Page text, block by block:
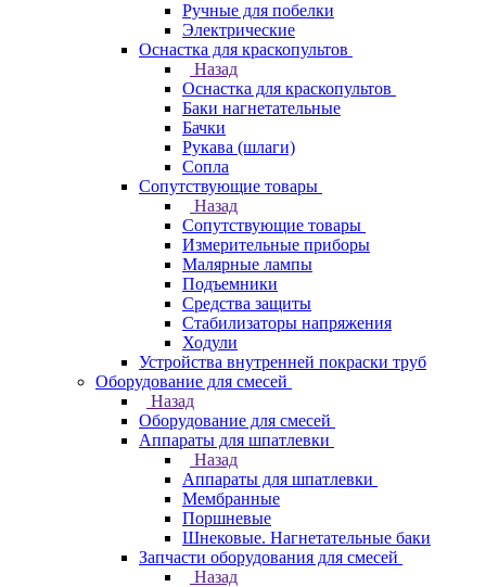
Ручные для побелки
Электрические
Оснастка для краскопультов
Назад
Оснастка для краскопультов
Баки нагнетательные
Бачки
Рукава (шлаги)
Сопла
Сопутствующие товары
Назад
Сопутствующие товары
Измерительные приборы
Малярные лампы
Подъемники
Средства защиты
Стабилизаторы напряжения
Ходули
Устройства внутренней покраски труб
Оборудование для смесей
Назад
Оборудование для смесей
Аппараты для шпатлевки
Назад
Аппараты для шпатлевки
Мембранные
Поршневые
Шнековые. Нагнетательные баки
Запчасти оборудования для смесей
Назад